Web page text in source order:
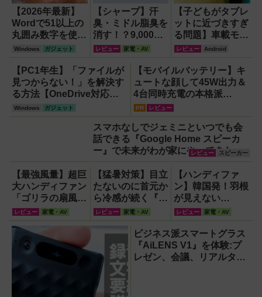
【2026年最新】
Wordで51以上の
丸囲み数字を使い
たいなら「囲い文
字」で作る
【Windows】
Windows ガジェット
【シャープ】汗
臭・ミドル脂臭を
消す！？9,000円
超でも売れる高級
ハンディファン
『PJ-HS01』が
凄すぎる
レビュー 家電・AV
【子どもがタブレ
ットに近づきすぎ
る問題】車載モニ
ターをAndroid化
するオットキャス
ト「OTTOAIBOX
P3 Pro」を試し
てみた結果
レビュー Android
【PC1年生】「ファイルが
見つからない！」を解決す
る方法【OneDrive対応・
2026年最新版】
Windows ガジェット
【モバイルバッテリー】キ
ュートな顔して45W出力＆
4台同時充電の本格派
『RORRY CharmGo オー
ルインミニ』でスマホもモ
バイルファンもノートPCも
安心
PR レビュー
スマホなしでジェミニといつでも会
話できる『Google Home スピーカ
ー』で未来がわが家にやってきた！
【なぜなぜ期対策にも】
レビュー スピーカー
【最強風量】超巨
大ハンディファン
「ゴリラの扇風
機」レビュー！直
径16.5cmの巨大
ファンで想像以上
の涼しさを体感
レビュー 家電・AV
【猛暑対策】目立
たないのに首元か
ら冷感が続く『レ
オン ポケット6 』
なら、満員電車で
も涼しい顔！
レビュー 家電・AV
【ハンディファ
ン】韓国発！羽根
が見えない
『baramood（パ
ラムード）』4種
使い比べ
レビュー 家電・AV
ビジネス派スマートグラス
『AiLENS V1』を体験:プ
レゼン、会議、リアルタイ